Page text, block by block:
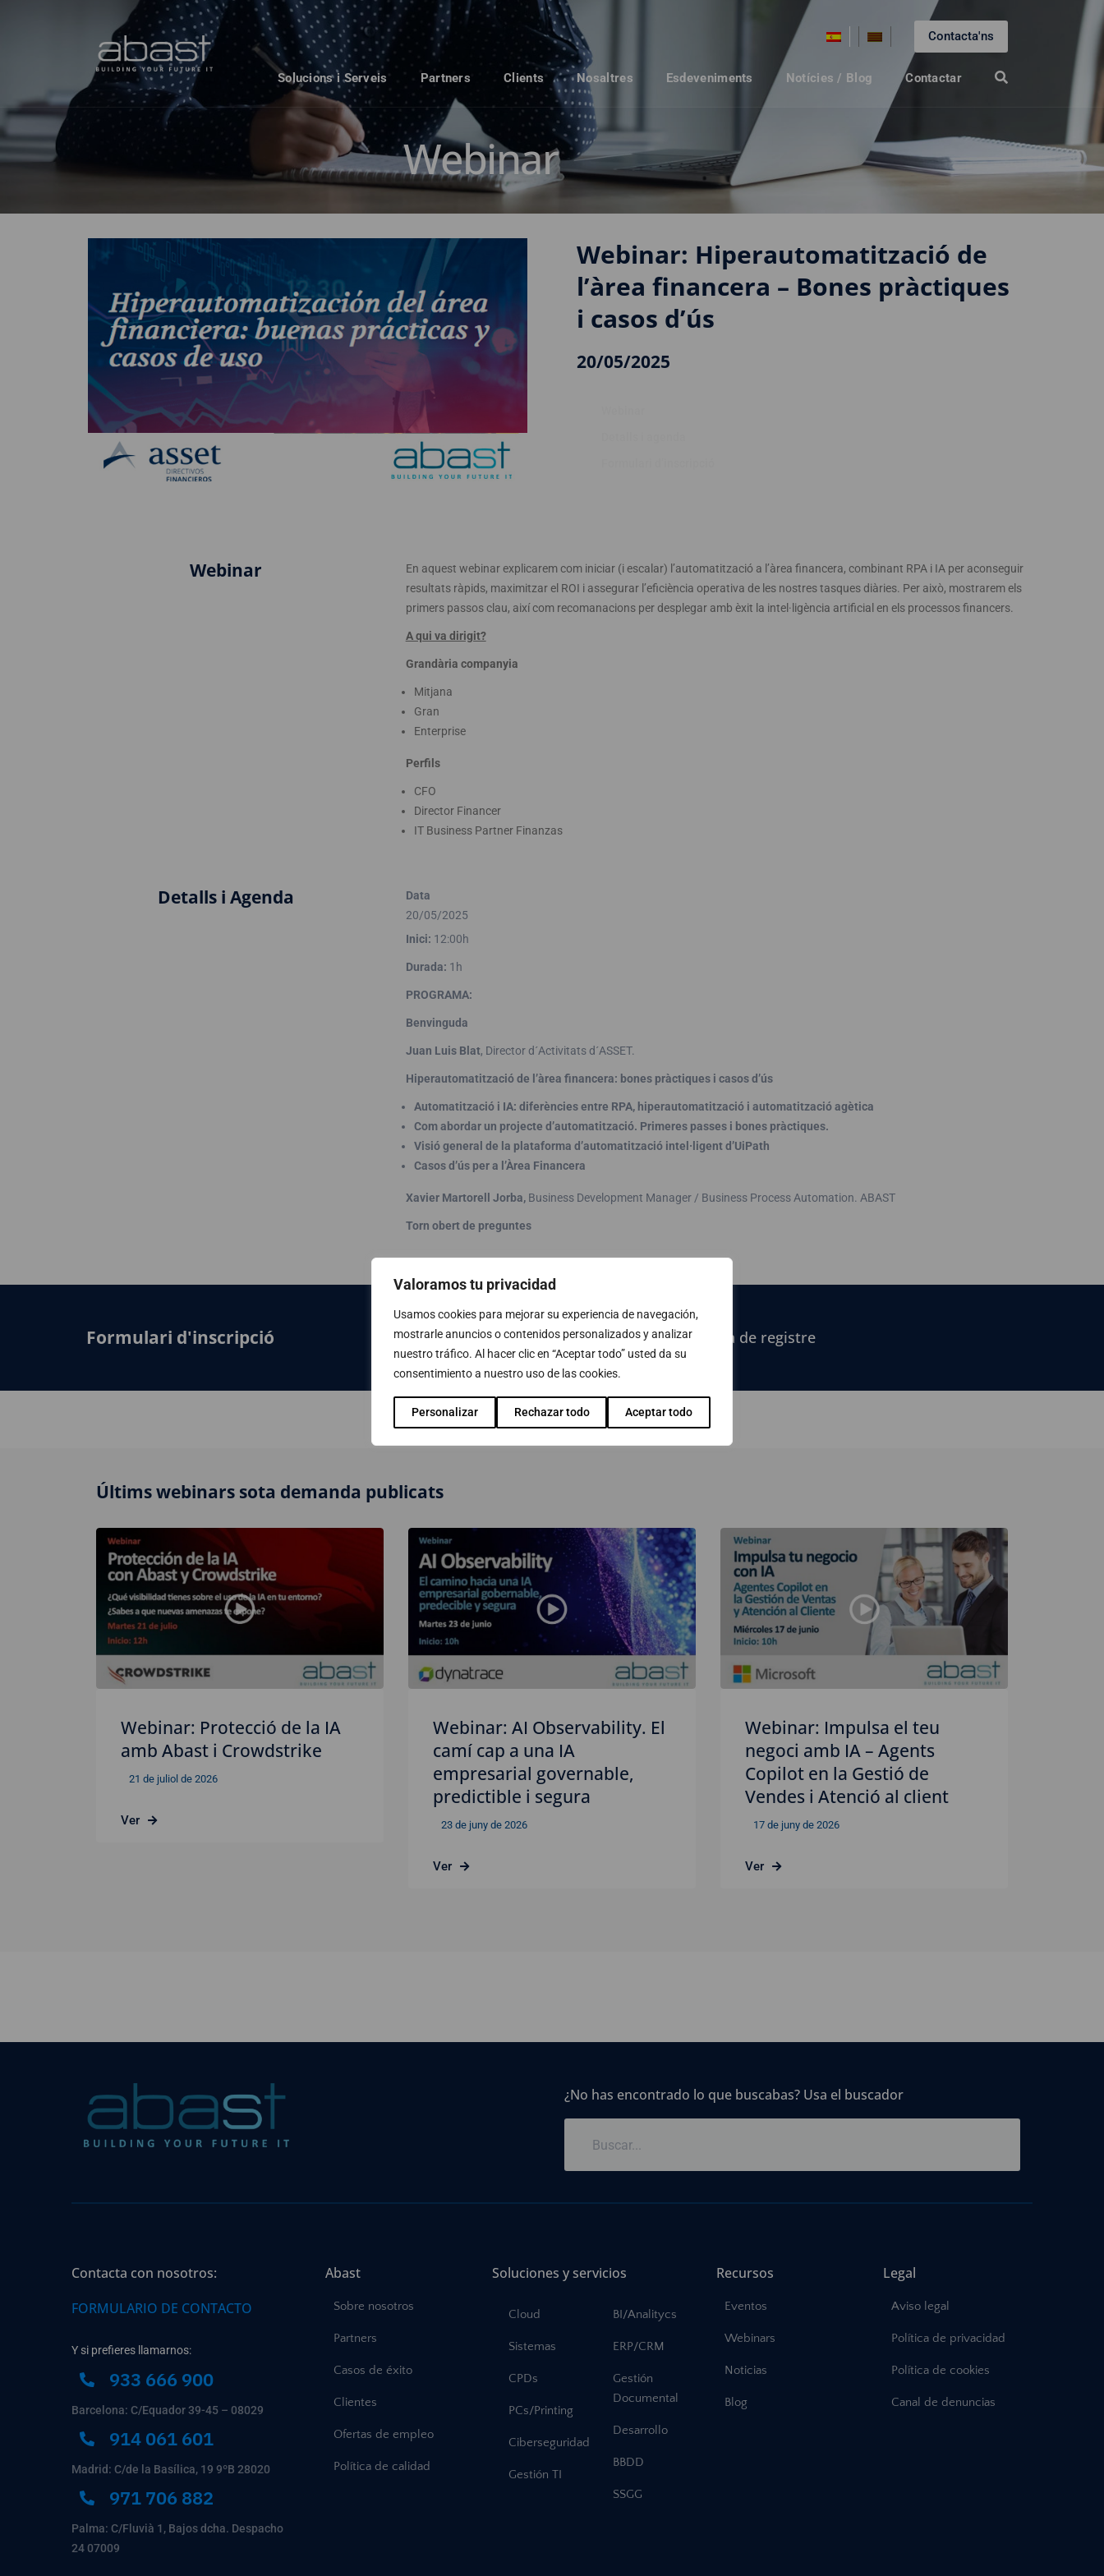
Valoramos tu privacidad
Usamos cookies para mejorar su experiencia de navegación,
mostrarle anuncios o contenidos personalizados y analizar
nuestro tráfico. Al hacer clic en “Aceptar todo” usted da su
consentimiento a nuestro uso de las cookies.
Personalizar Rechazar todo Aceptar todo
Contacta'ns
Solucions i Serveis Partners Clients Nosaltres Esdeveniments Notícies / Blog Contactar
Webinar
Webinar: Hiperautomatització de
l’àrea financera – Bones pràctiques
i casos d’ús
20/05/2025
Webinar
En aquest webinar explicarem com iniciar (i escalar) l’automatització a l’àrea financera, combinant RPA i IA per aconseguir
resultats ràpids, maximitzar el ROI i assegurar l’eficiència operativa de les nostres tasques diàries. Per això, mostrarem els
primers passos clau, així com recomanacions per desplegar amb èxit la intel·ligència artificial en els processos financers.
A qui va dirigit?
Grandària companyia
Mitjana
Gran
Enterprise
Perfils
CFO
Director Financer
IT Business Partner Finanzas
Detalls i Agenda
Data
20/05/2025
Inici: 12:00h
Durada: 1h
PROGRAMA:
Benvinguda
Juan Luis Blat, Director d´Activitats d´ASSET.
Hiperautomatització de l’àrea financera: bones pràctiques i casos d’ús
Automatització i IA: diferències entre RPA, hiperautomatització i automatització agètica
Com abordar un projecte d’automatització. Primeres passes i bones pràctiques.
Visió general de la plataforma d’automatització intel·ligent d’UiPath
Casos d’ús per a l’Àrea Financera
Xavier Martorell Jorba,Business Development Manager / Business Process Automation. ABAST
Torn obert de preguntes
Formulari d'inscripció Fes clic AQUÍ per accedir a la pàgina de registre
Últims webinars sota demanda publicats
Webinar: Protecció de la IA
amb Abast i Crowdstrike
21 de juliol de 2026
Ver
Webinar: AI Observability. El
camí cap a una IA
empresarial governable,
predictible i segura
23 de juny de 2026
Ver
Webinar: Impulsa el teu
negoci amb IA – Agents
Copilot en la Gestió de
Vendes i Atenció al client
17 de juny de 2026
Ver
¿No has encontrado lo que buscabas? Usa el buscador
Contacta con nosotros:
FORMULARIO DE CONTACTO
Y si prefieres llamarnos:
933 666 900
Barcelona: C/Equador 39-45 – 08029
914 061 601
Madrid: C/de la Basílica, 19 9ºB 28020
971 706 882
Palma: C/Fluvià 1, Bajos dcha. Despacho
24 07009
Abast
Sobre nosotros
Partners
Casos de éxito
Clientes
Ofertas de empleo
Política de calidad
Soluciones y servicios
Cloud
Sistemas
CPDs
PCs/Printing
Ciberseguridad
Gestión TI
BI/Analitycs
ERP/CRM
Gestión
Documental
Desarrollo
BBDD
SSGG
Recursos
Eventos
Webinars
Noticias
Blog
Legal
Aviso legal
Política de privacidad
Política de cookies
Canal de denuncias